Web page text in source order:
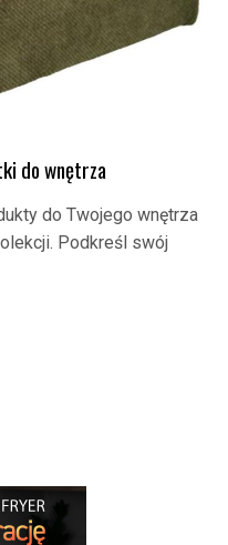
do wnętrza
do Twojego wnętrza
Podkreśl swój